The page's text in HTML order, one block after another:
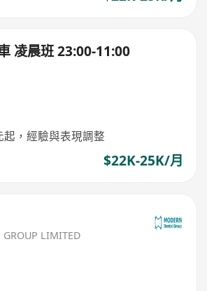
凌晨班 23:00-11:00
起，經驗與表現調整
$22K-25K/月
GROUP LIMITED